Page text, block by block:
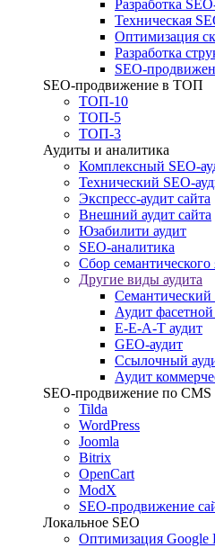
Разработка
Техническая
Оптимизация
Разработка
SEO-
SEO-продвижение в ТОП
ТОП-10
ТОП-5
ТОП-3
Аудиты и аналитика
Комплексный SEO-
Технический SEO-
Экспресс-аудит сайта
Внешний аудит сайта
Юзабилити аудит
SEO-аналитика
Сбор семантического
Другие виды аудита
Семантический
Аудит
E-E-A-T аудит
GEO-аудит
Ссылочный
Аудит
SEO-продвижение по CMS
Tilda
WordPress
Joomla
Bitrix
OpenCart
ModX
SEO-продвижение
Локальное SEO
Оптимизация Google